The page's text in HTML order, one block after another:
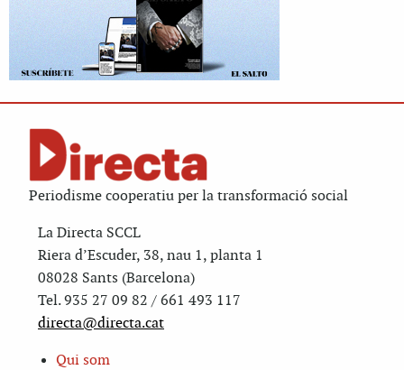
Periodisme cooperatiu per la transformació social
La Directa SCCL
Riera d’Escuder, 38, nau 1, planta 1
08028 Sants (Barcelona)
Tel. 935 27 09 82 / 661 493 117
directa@directa.cat
Qui som